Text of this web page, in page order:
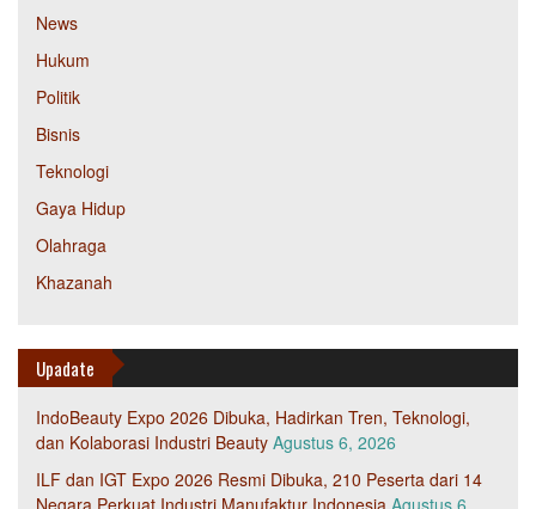
News
Hukum
Politik
Bisnis
Teknologi
Gaya Hidup
Olahraga
Khazanah
Upadate
IndoBeauty Expo 2026 Dibuka, Hadirkan Tren, Teknologi,
dan Kolaborasi Industri Beauty Agustus 6, 2026
ILF dan IGT Expo 2026 Resmi Dibuka, 210 Peserta dari 14
Negara Perkuat Industri Manufaktur Indonesia Agustus 6,